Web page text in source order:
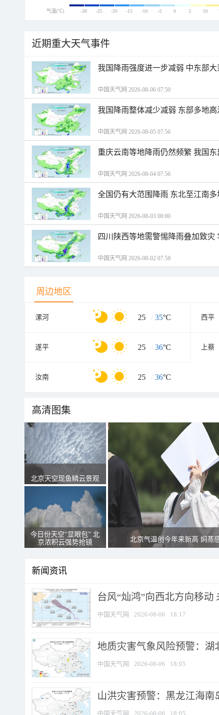
气温(℃) -30 -25 -20 -15 -10 -5 0 5 10
近期重大天气事件
我国降雨强度进一步减弱 中东部
中国天气网 2026-08-06 07:50
我国降雨整体减少减弱 东部多地
中国天气网 2026-08-05 07:56
重庆云南等地降雨仍然频繁 我国
中国天气网 2026-08-04 07:56
全国仍有大范围降雨 东北至江南
中国天气网 2026-08-03 08:00
四川陕西等地需警惕降雨叠加致
中国天气网 2026-08-02 07:58
周边地区
漯河 25 / 35°C 西平
遂平 25 / 36°C 上蔡
汝南 25 / 36°C
高清图集
北京天空现鱼鳞云景观
今日份天空“显眼包” 北
京浓积云强势抢镜
北京气温创今年来新高 焖蒸
新闻资讯
台风“灿鸿”向西北方向移动
中国天气网 2026-08-06 18:17
地质灾害气象风险预警：湖
中国天气网 2026-08-06 18:05
山洪灾害预警：黑龙江海
中国天气网 2026-08-06 18:05